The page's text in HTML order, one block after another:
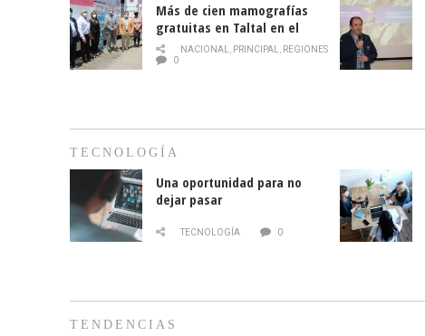
Más de cien mamografías
gratuitas en Taltal en el
mes de la prevención del
cáncer de mama
NACIONAL, PRINCIPAL, REGIONES
0
TECNOLOGÍA
Una oportunidad para no
dejar pasar
TECNOLOGÍA 0
TENDENCIAS